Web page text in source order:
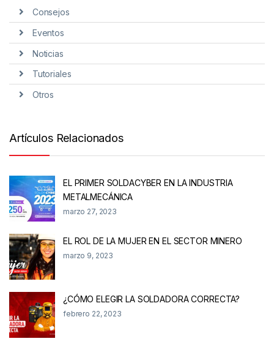
Consejos
Eventos
Noticias
Otros
Tutoriales
Artículos Relacionados
EL PRIMER SOLDACYBER EN LA INDUSTRIA
METALMECÁNICA
marzo 27, 2023
EL ROL DE LA MUJER EN EL SECTOR MINERO
marzo 9, 2023
¿CÓMO ELEGIR LA SOLDADORA CORRECTA?
febrero 22, 2023